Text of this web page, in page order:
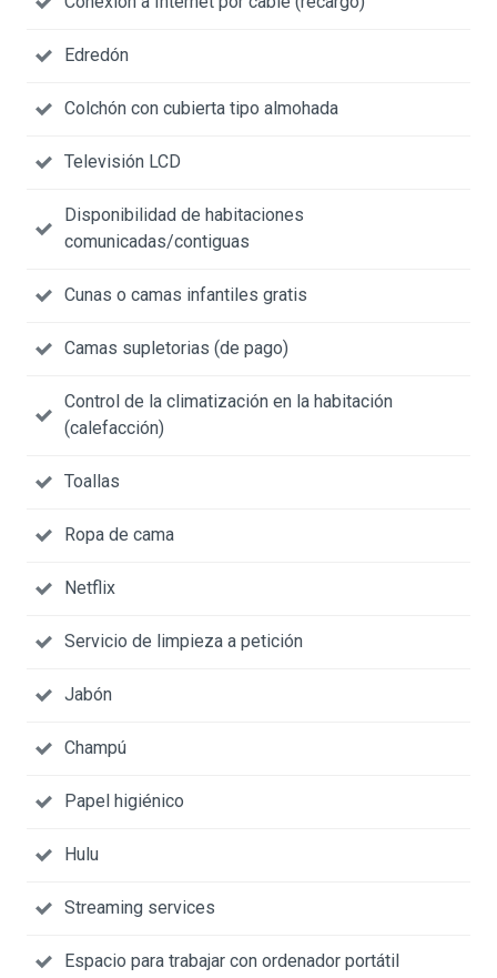
Edredón
Colchón con cubierta tipo almohada
Televisión LCD
Disponibilidad de habitaciones
comunicadas/contiguas
Cunas o camas infantiles gratis
Camas supletorias (de pago)
Control de la climatización en la habitación
(calefacción)
Toallas
Ropa de cama
Netflix
Servicio de limpieza a petición
Jabón
Champú
Papel higiénico
Hulu
Streaming services
Espacio para trabajar con ordenador portátil